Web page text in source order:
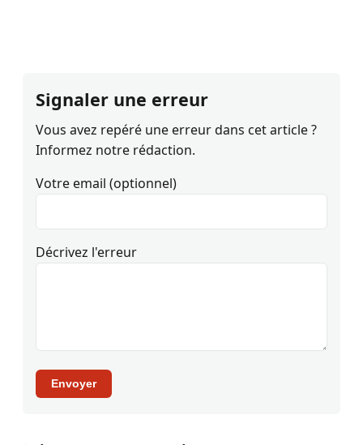
Signaler une erreur
Vous avez repéré une erreur dans cet article ?
Informez notre rédaction.
Votre email (optionnel)
Décrivez l'erreur
Envoyer